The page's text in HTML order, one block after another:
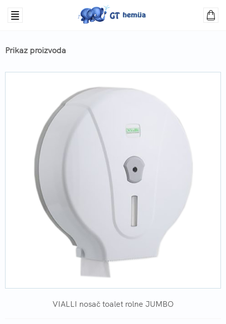
Prikaz proizvoda
VIALLI nosač toalet rolne JUMBO